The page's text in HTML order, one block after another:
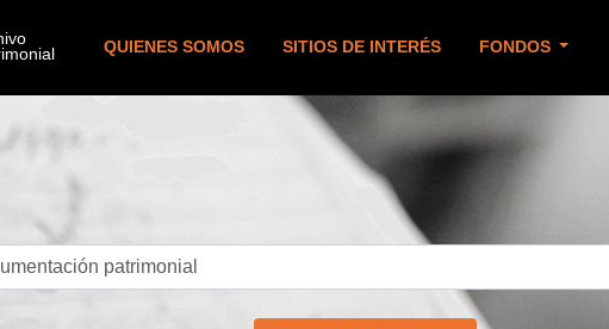
QUIENES SOMOS SITIOS DE INTERÉS FONDOS